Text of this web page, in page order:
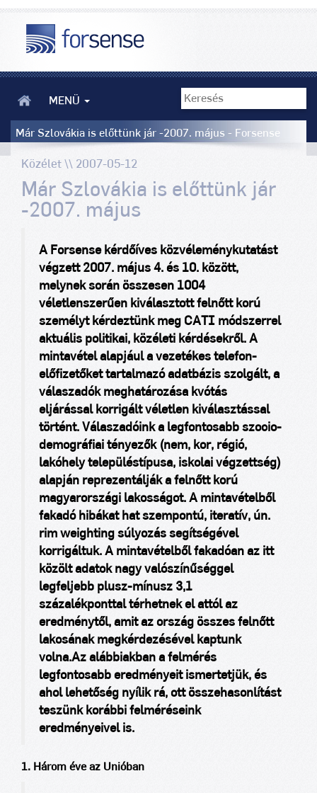
MENÜ
Már Szlovákia is előttünk jár -2007. május - Forsense
Közélet \\ 2007-05-12
Már Szlovákia is előttünk jár
-2007. május
A Forsense kérdőíves közvéleménykutatást
végzett 2007. május 4. és 10. között,
melynek során összesen 1004
véletlenszerűen kiválasztott felnőtt korú
személyt kérdeztünk meg CATI módszerrel
aktuális politikai, közéleti kérdésekről. A
mintavétel alapjául a vezetékes telefon-
előfizetőket tartalmazó adatbázis szolgált, a
válaszadók meghatározása kvótás
eljárással korrigált véletlen kiválasztással
történt. Válaszadóink a legfontosabb szocio-
demográfiai tényezők (nem, kor, régió,
lakóhely településtípusa, iskolai végzettség)
alapján reprezentálják a felnőtt korú
magyarországi lakosságot. A mintavételből
fakadó hibákat hat szempontú, iteratív, ún.
rim weighting súlyozás segítségével
korrigáltuk. A mintavételből fakadóan az itt
közölt adatok nagy valószínűséggel
legfeljebb plusz-mínusz 3,1
százalékponttal térhetnek el attól az
eredménytől, amit az ország összes felnőtt
lakosának megkérdezésével kaptunk
volna.Az alábbiakban a felmérés
legfontosabb eredményeit ismertetjük, és
ahol lehetőség nyílik rá, ott összehasonlítást
teszünk korábbi felméréseink
eredményeivel is.
1. Három éve az Unióban